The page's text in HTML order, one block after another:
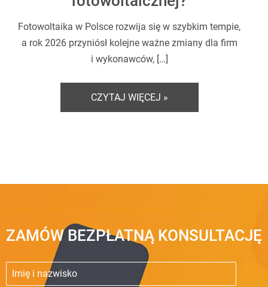
Fotowoltaika w Polsce rozwija się w szybkim tempie,
a rok 2026 przyniósł kolejne ważne zmiany dla firm
i wykonawców, […]
CZYTAJ WIĘCEJ »
ZAMÓW BEZPŁATNĄ KONSULTACJĘ